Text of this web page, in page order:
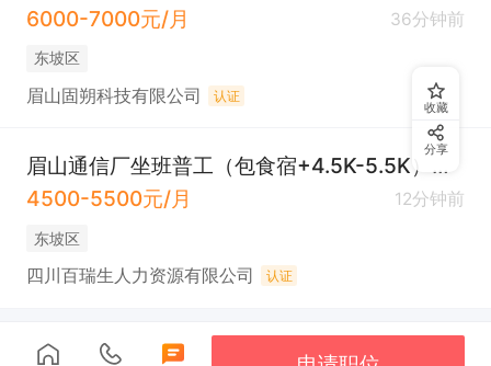
6000-7000元/月
36分钟前
东坡区
眉山固朔科技有限公司 认证
4500-5500元/月
12分钟前
东坡区
四川百瑞生人力资源有限公司 认证
收藏
分享